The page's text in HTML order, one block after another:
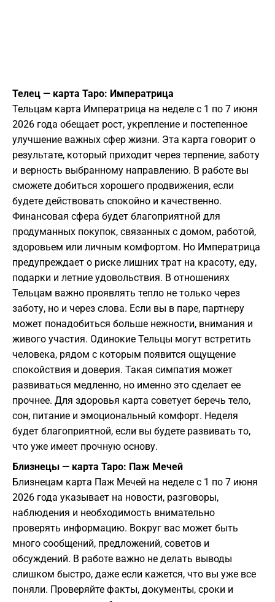
Телец — карта Таро: Императрица
Тельцам карта Императрица на неделе с 1 по 7 июня
2026 года обещает рост, укрепление и постепенное
улучшение важных сфер жизни. Эта карта говорит о
результате, который приходит через терпение, заботу
и верность выбранному направлению. В работе вы
сможете добиться хорошего продвижения, если
будете действовать спокойно и качественно.
Финансовая сфера будет благоприятной для
продуманных покупок, связанных с домом, работой,
здоровьем или личным комфортом. Но Императрица
предупреждает о риске лишних трат на красоту, еду,
подарки и летние удовольствия. В отношениях
Тельцам важно проявлять тепло не только через
заботу, но и через слова. Если вы в паре, партнеру
может понадобиться больше нежности, внимания и
живого участия. Одинокие Тельцы могут встретить
человека, рядом с которым появится ощущение
спокойствия и доверия. Такая симпатия может
развиваться медленно, но именно это сделает ее
прочнее. Для здоровья карта советует беречь тело,
сон, питание и эмоциональный комфорт. Неделя
будет благоприятной, если вы будете развивать то,
что уже имеет прочную основу.
Близнецы — карта Таро: Паж Мечей
Близнецам карта Паж Мечей на неделе с 1 по 7 июня
2026 года указывает на новости, разговоры,
наблюдения и необходимость внимательно
проверять информацию. Вокруг вас может быть
много сообщений, предложений, советов и
обсуждений. В работе важно не делать выводы
слишком быстро, даже если кажется, что вы уже все
поняли. Проверяйте факты, документы, сроки и